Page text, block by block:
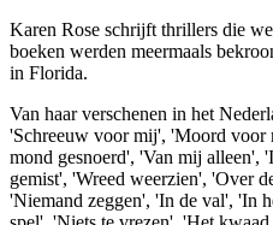
Karen Rose schrijft thrillers die
boeken werden meermaals
in Florida.
Van haar verschenen in het
'Schreeuw voor mij', 'Moord voor
mond gesnoerd', 'Van mij alleen',
gemist', 'Wreed weerzien', 'Over
'Niemand zeggen', 'In de val', 'In